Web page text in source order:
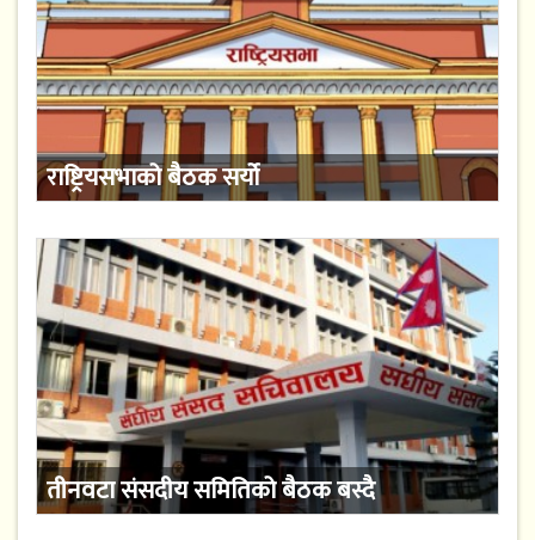
राष्ट्रियसभाको बैठक सर्यो
तीनवटा संसदीय समितिको बैठक बस्दै